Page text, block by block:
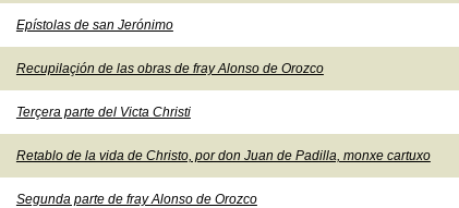
Epístolas de san Jerónimo
Recupilaçión de las obras de fray Alonso de Orozco
Terçera parte del Victa Christi
Retablo de la vida de Christo, por don Juan de Padilla, monxe cartuxo
Segunda parte de fray Alonso de Orozco